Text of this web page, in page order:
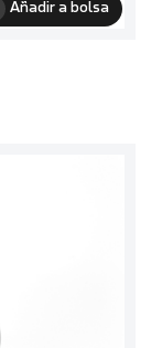
Añadir a bolsa